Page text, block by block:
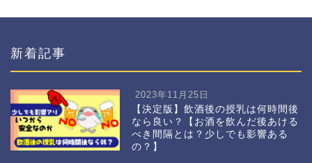
新着記事
2023年11月25日
【決定版】飲酒後の授乳は何時間後
なら良い？【お酒を飲んだ後あける
べき間隔とは？少しでも影響ある
の？】